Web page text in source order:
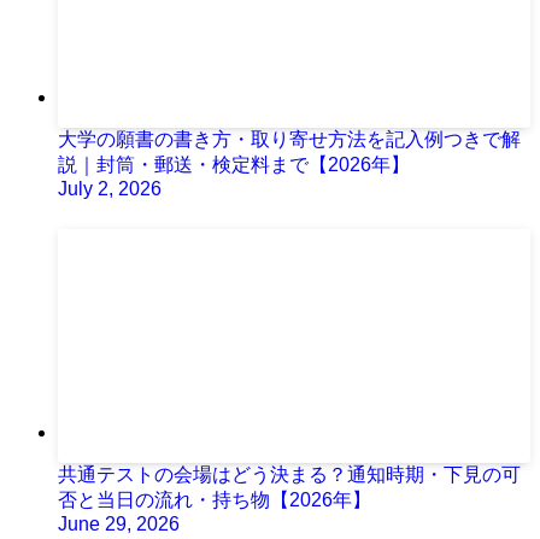
大学の願書の書き方・取り寄せ方法を記入例つきで解
説｜封筒・郵送・検定料まで【2026年】
July 2, 2026
共通テストの会場はどう決まる？通知時期・下見の可
否と当日の流れ・持ち物【2026年】
June 29, 2026